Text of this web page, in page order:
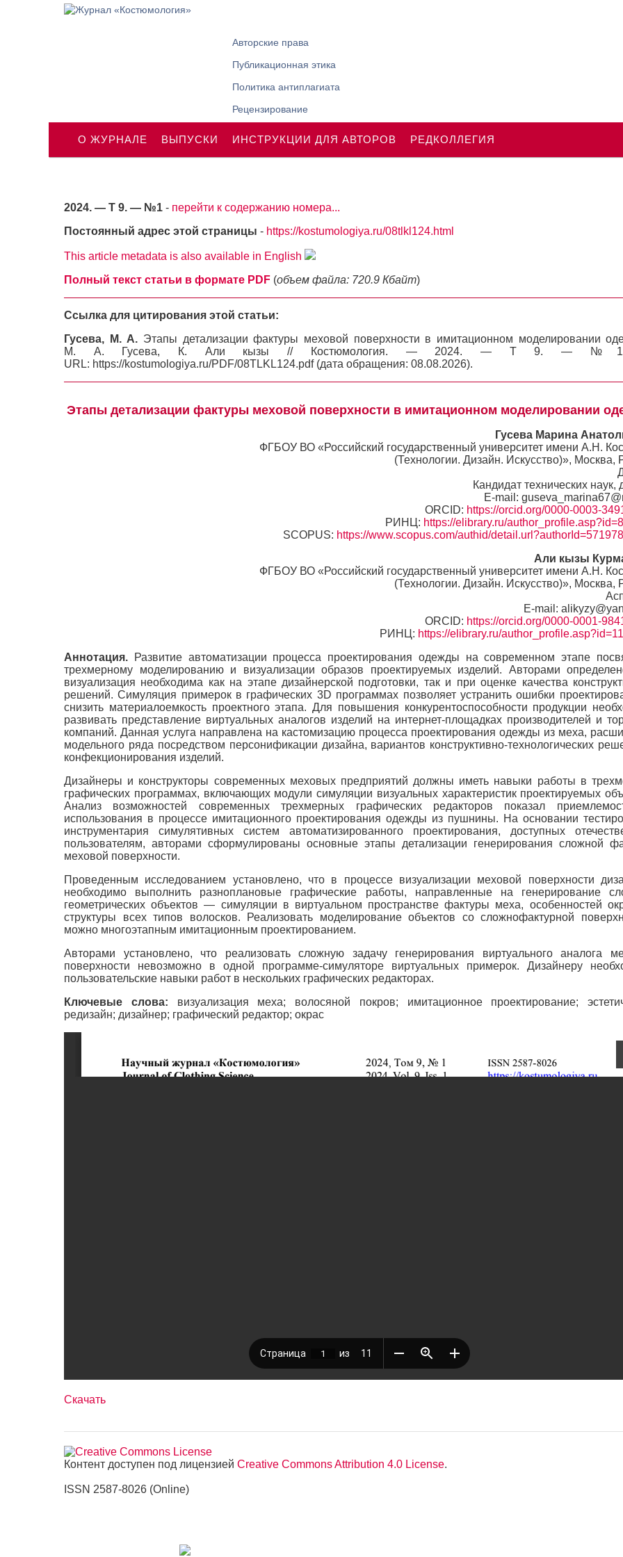
Авторские права
Публикационная этика
Политика антиплагиата
Рецензирование
О ЖУРНАЛЕ ВЫПУСКИ ИНСТРУКЦИИ ДЛЯ АВТОРОВ РЕДКОЛЛЕГИЯ
2024. — Т 9. — №1 - перейти к содержанию номера...
Постоянный адрес этой страницы - https://kostumologiya.ru/08tlkl124.html
This article metadata is also available in English
Полный текст статьи в формате PDF (объем файла: 720.9 Кбайт)
Ссылка для цитирования этой статьи:
Гусева, М. А. Этапы детализации фактуры меховой поверхности в имитационном моделировании
М. А. Гусева, К. Али кызы // Костюмология. — 2024. — Т 9. —
URL: https://kostumologiya.ru/PDF/08TLKL124.pdf (дата обращения: 08.08.2026).
Этапы детализации фактуры меховой поверхности в имитационном моделировании
Гусева Марина
ФГБОУ ВО «Российский государственный университет имени А.Н.
(Технологии. Дизайн. Искусство)», Москва,
Кандидат технических наук,
E-mail:
ORCID: https://orcid.org/0000-0003-
РИНЦ: https://elibrary.ru/
SCOPUS: https://www.scopus.com/authid/
Али кызы
ФГБОУ ВО «Российский государственный университет имени А.Н.
(Технологии. Дизайн. Искусство)», Москва,
E-mail:
ORCID: https://orcid.org/0000-0001-
РИНЦ: https://elibrary.ru/
Аннотация. Развитие автоматизации процесса проектирования одежды на современном этапе
трехмерному моделированию и визуализации образов проектируемых изделий. Авторами
визуализация необходима как на этапе дизайнерской подготовки, так и при оценке качества
решений. Симуляция примерок в графических 3D программах позволяет устранить ошибки
снизить материалоемкость проектного этапа. Для повышения конкурентоспособности продукции
развивать представление виртуальных аналогов изделий на интернет-площадках производителей и
компаний. Данная услуга направлена на кастомизацию процесса проектирования одежды из меха,
модельного ряда посредством персонификации дизайна, вариантов конструктивно-технологических
конфекционирования изделий.
Дизайнеры и конструкторы современных меховых предприятий должны иметь навыки работы в
графических программах, включающих модули симуляции визуальных характеристик проектируемых
Анализ возможностей современных трехмерных графических редакторов показал
использования в процессе имитационного проектирования одежды из пушнины. На основании
инструментария симулятивных систем автоматизированного проектирования, доступных
пользователям, авторами сформулированы основные этапы детализации генерирования сложной
меховой поверхности.
Проведенным исследованием установлено, что в процессе визуализации меховой поверхности
необходимо выполнить разноплановые графические работы, направленные на генерирование
геометрических объектов — симуляции в виртуальном пространстве фактуры меха, особенностей
структуры всех типов волосков. Реализовать моделирование объектов со сложнофактурной
можно многоэтапным имитационным проектированием.
Авторами установлено, что реализовать сложную задачу генерирования виртуального аналога
поверхности невозможно в одной программе-симуляторе виртуальных примерок. Дизайнеру
пользовательские навыки работ в нескольких графических редакторах.
Ключевые слова: визуализация меха; волосяной покров; имитационное проектирование;
редизайн; дизайнер; графический редактор; окрас
Скачать
Контент доступен под лицензией Creative Commons Attribution 4.0 License.
ISSN 2587-8026 (Online)